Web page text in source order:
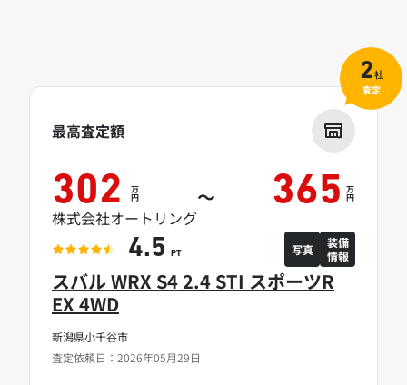
新潟県小千谷市
査定依頼日：2026年05月29日
スバル WRX S4 2.4 STI スポーツR
EX 4WD
最高査定額
302 万
円 ～ 365 万
円
株式会社オートリング
4.5 PT 写真
装備
情報
2社
査定